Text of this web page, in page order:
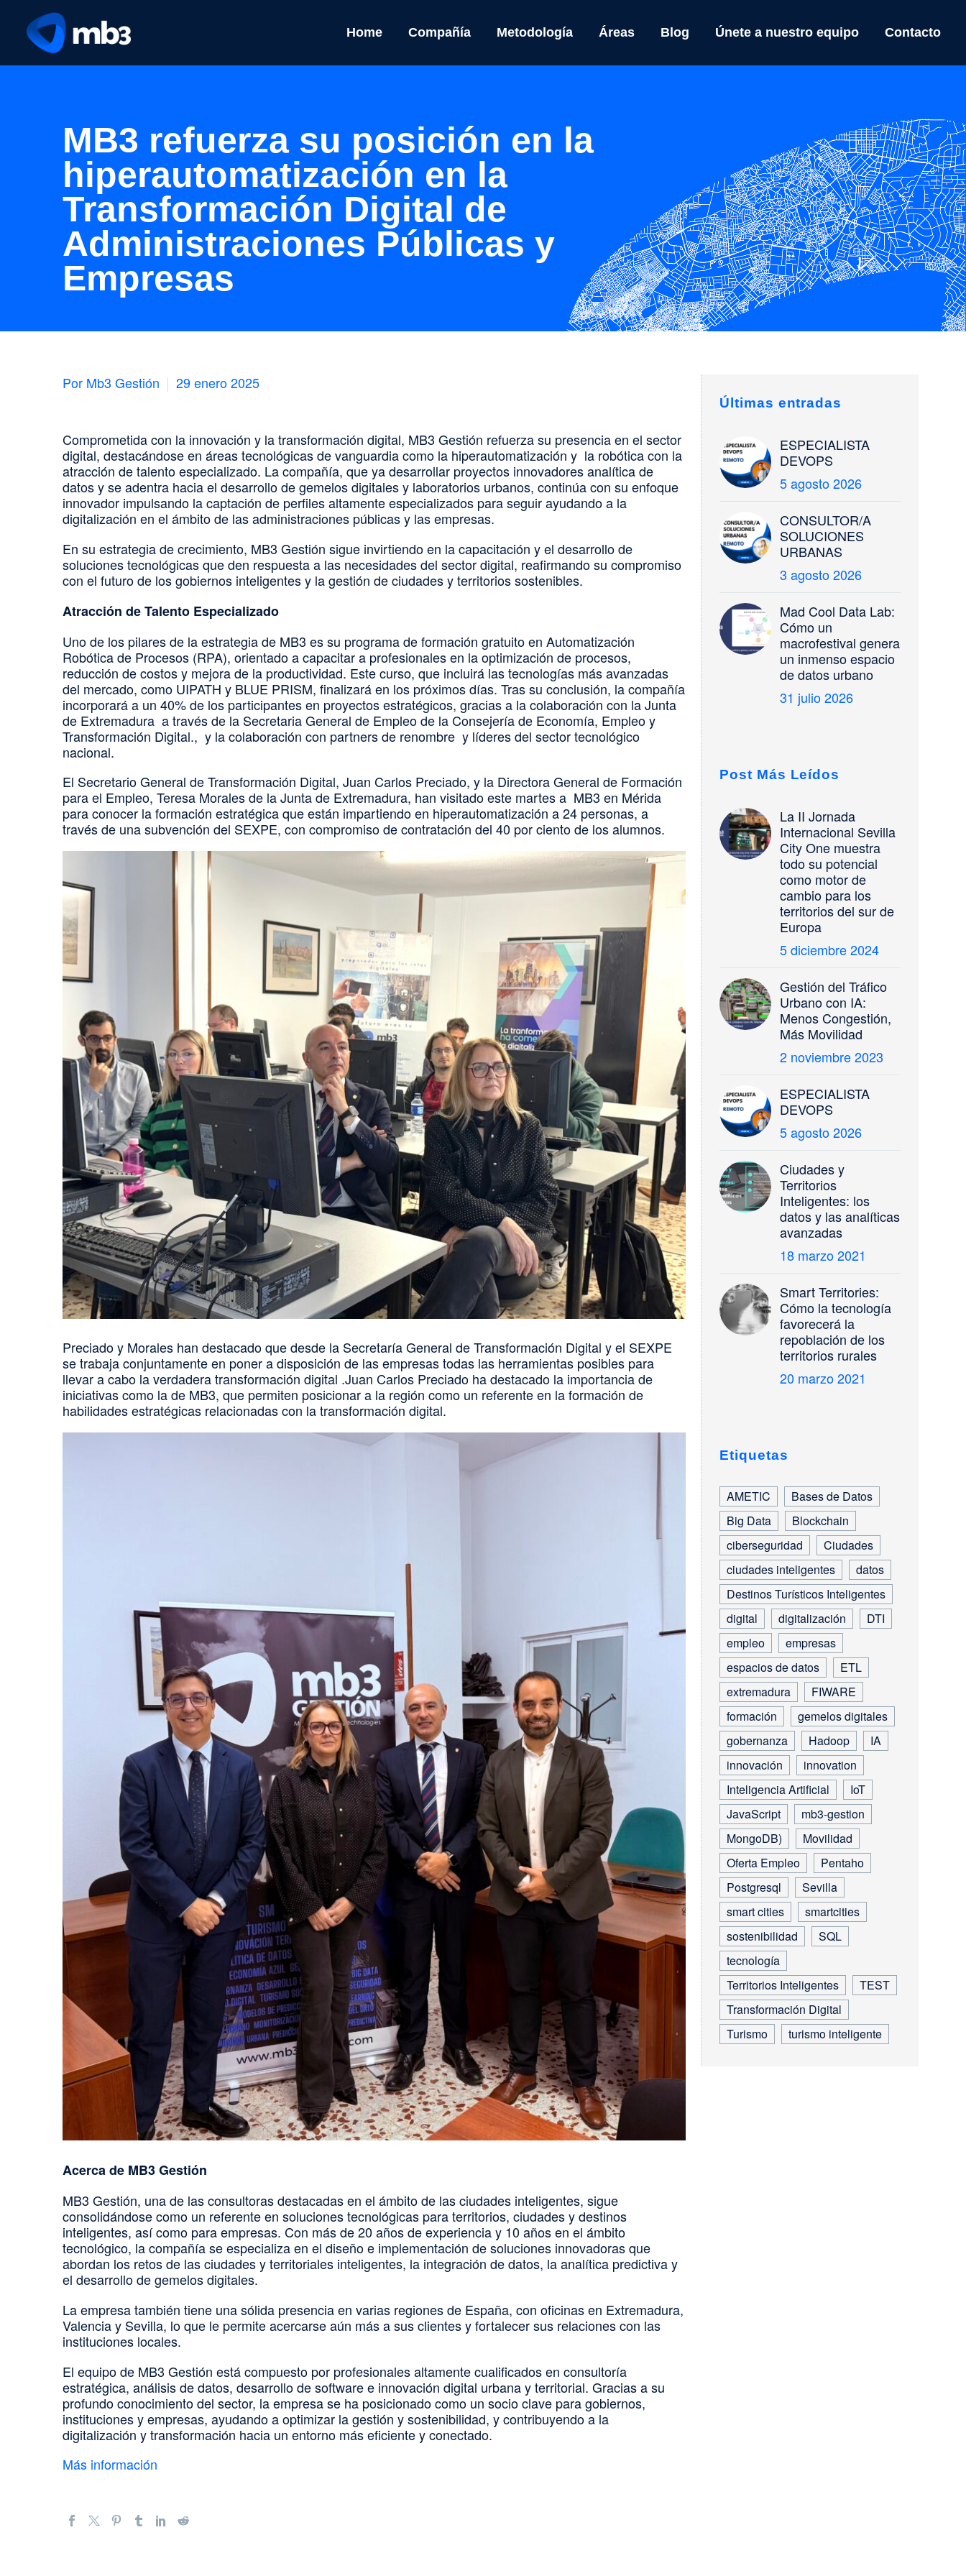
Home Compañía Metodología Áreas Blog Únete a nuestro equipo Contacto
MB3 refuerza su posición en la
hiperautomatización en la
Transformación Digital de
Administraciones Públicas y
Empresas
Por Mb3 Gestión 29 enero 2025
Comprometida con la innovación y la transformación digital, MB3 Gestión refuerza su presencia en el sector
digital, destacándose en áreas tecnológicas de vanguardia como la hiperautomatización y la robótica con la
atracción de talento especializado. La compañía, que ya desarrollar proyectos innovadores analítica de
datos y se adentra hacia el desarrollo de gemelos digitales y laboratorios urbanos, continúa con su enfoque
innovador impulsando la captación de perfiles altamente especializados para seguir ayudando a la
digitalización en el ámbito de las administraciones públicas y las empresas.
En su estrategia de crecimiento, MB3 Gestión sigue invirtiendo en la capacitación y el desarrollo de
soluciones tecnológicas que den respuesta a las necesidades del sector digital, reafirmando su compromiso
con el futuro de los gobiernos inteligentes y la gestión de ciudades y territorios sostenibles.
Atracción de Talento Especializado
Uno de los pilares de la estrategia de MB3 es su programa de formación gratuito en Automatización
Robótica de Procesos (RPA), orientado a capacitar a profesionales en la optimización de procesos,
reducción de costos y mejora de la productividad. Este curso, que incluirá las tecnologías más avanzadas
del mercado, como UIPATH y BLUE PRISM, finalizará en los próximos días. Tras su conclusión, la compañía
incorporará a un 40% de los participantes en proyectos estratégicos, gracias a la colaboración con la Junta
de Extremadura a través de la Secretaria General de Empleo de la Consejería de Economía, Empleo y
Transformación Digital., y la colaboración con partners de renombre y líderes del sector tecnológico
nacional.
El Secretario General de Transformación Digital, Juan Carlos Preciado, y la Directora General de Formación
para el Empleo, Teresa Morales de la Junta de Extremadura, han visitado este martes a MB3 en Mérida
para conocer la formación estratégica que están impartiendo en hiperautomatización a 24 personas, a
través de una subvención del SEXPE, con compromiso de contratación del 40 por ciento de los alumnos.
Preciado y Morales han destacado que desde la Secretaría General de Transformación Digital y el SEXPE
se trabaja conjuntamente en poner a disposición de las empresas todas las herramientas posibles para
llevar a cabo la verdadera transformación digital .Juan Carlos Preciado ha destacado la importancia de
iniciativas como la de MB3, que permiten posicionar a la región como un referente en la formación de
habilidades estratégicas relacionadas con la transformación digital.
Acerca de MB3 Gestión
MB3 Gestión, una de las consultoras destacadas en el ámbito de las ciudades inteligentes, sigue
consolidándose como un referente en soluciones tecnológicas para territorios, ciudades y destinos
inteligentes, así como para empresas. Con más de 20 años de experiencia y 10 años en el ámbito
tecnológico, la compañía se especializa en el diseño e implementación de soluciones innovadoras que
abordan los retos de las ciudades y territoriales inteligentes, la integración de datos, la analítica predictiva y
el desarrollo de gemelos digitales.
La empresa también tiene una sólida presencia en varias regiones de España, con oficinas en Extremadura,
Valencia y Sevilla, lo que le permite acercarse aún más a sus clientes y fortalecer sus relaciones con las
instituciones locales.
El equipo de MB3 Gestión está compuesto por profesionales altamente cualificados en consultoría
estratégica, análisis de datos, desarrollo de software e innovación digital urbana y territorial. Gracias a su
profundo conocimiento del sector, la empresa se ha posicionado como un socio clave para gobiernos,
instituciones y empresas, ayudando a optimizar la gestión y sostenibilidad, y contribuyendo a la
digitalización y transformación hacia un entorno más eficiente y conectado.
Más información
Últimas entradas
ESPECIALISTA
DEVOPS
5 agosto 2026
CONSULTOR/A
SOLUCIONES
URBANAS
3 agosto 2026
Mad Cool Data Lab:
Cómo un
macrofestival genera
un inmenso espacio
de datos urbano
31 julio 2026
Post Más Leídos
La II Jornada
Internacional Sevilla
City One muestra
todo su potencial
como motor de
cambio para los
territorios del sur de
Europa
5 diciembre 2024
Gestión del Tráfico
Urbano con IA:
Menos Congestión,
Más Movilidad
2 noviembre 2023
ESPECIALISTA
DEVOPS
5 agosto 2026
Ciudades y
Territorios
Inteligentes: los
datos y las analíticas
avanzadas
18 marzo 2021
Smart Territories:
Cómo la tecnología
favorecerá la
repoblación de los
territorios rurales
20 marzo 2021
Etiquetas
AMETIC
Bases de Datos
Big Data
Blockchain
ciberseguridad
Ciudades
ciudades inteligentes
datos
Destinos Turísticos Inteligentes
digital
digitalización
DTI
empleo
empresas
espacios de datos
ETL
extremadura
FIWARE
formación
gemelos digitales
gobernanza
Hadoop
IA
innovación
innovation
Inteligencia Artificial
IoT
JavaScript
mb3-gestion
MongoDB)
Movilidad
Oferta Empleo
Pentaho
Postgresql
Sevilla
smart cities
smartcities
sostenibilidad
SQL
tecnología
Territorios Inteligentes
TEST
Transformación Digital
Turismo
turismo inteligente